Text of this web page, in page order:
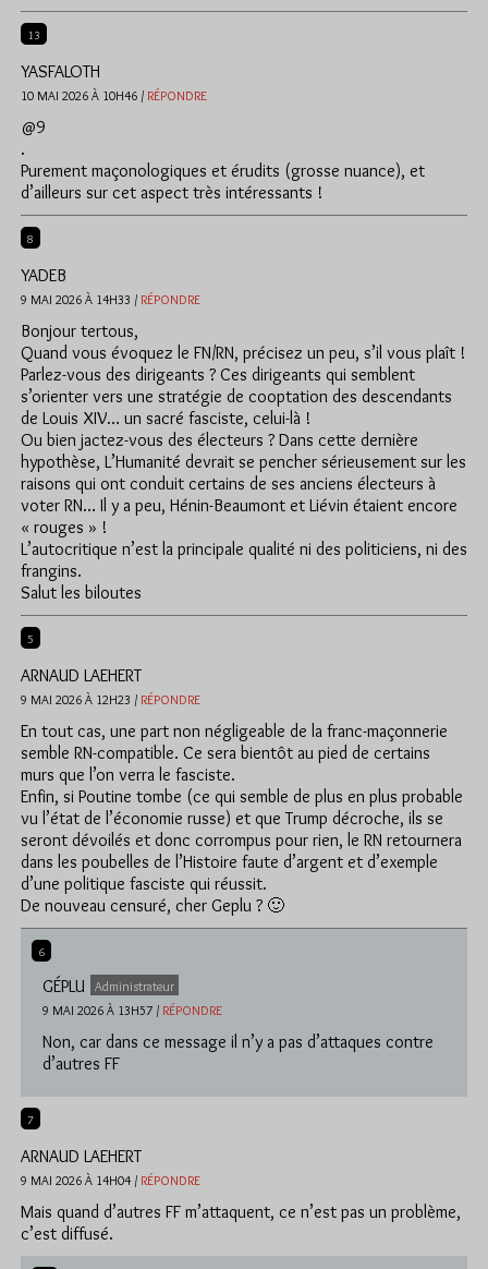
13
YASFALOTH
10 MAI 2026 À 10H46 / RÉPONDRE
@9
.
Purement maçonologiques et érudits (grosse nuance), et
d’ailleurs sur cet aspect très intéressants !
8
YADEB
9 MAI 2026 À 14H33 / RÉPONDRE
Bonjour tertous,
Quand vous évoquez le FN/RN, précisez un peu, s’il vous plaît !
Parlez-vous des dirigeants ? Ces dirigeants qui semblent
s’orienter vers une stratégie de cooptation des descendants
de Louis XIV… un sacré fasciste, celui-là !
Ou bien jactez-vous des électeurs ? Dans cette dernière
hypothèse, L’Humanité devrait se pencher sérieusement sur les
raisons qui ont conduit certains de ses anciens électeurs à
voter RN… Il y a peu, Hénin-Beaumont et Liévin étaient encore
« rouges » !
L’autocritique n’est la principale qualité ni des politiciens, ni des
frangins.
Salut les biloutes
5
ARNAUD LAEHERT
9 MAI 2026 À 12H23 / RÉPONDRE
En tout cas, une part non négligeable de la franc-maçonnerie
semble RN-compatible. Ce sera bientôt au pied de certains
murs que l’on verra le fasciste.
Enfin, si Poutine tombe (ce qui semble de plus en plus probable
vu l’état de l’économie russe) et que Trump décroche, ils se
seront dévoilés et donc corrompus pour rien, le RN retournera
dans les poubelles de l’Histoire faute d’argent et d’exemple
d’une politique fasciste qui réussit.
De nouveau censuré, cher Geplu ? 🙂
6
GÉPLU
Administrateur
9 MAI 2026 À 13H57 / RÉPONDRE
Non, car dans ce message il n’y a pas d’attaques contre
d’autres FF
7
ARNAUD LAEHERT
9 MAI 2026 À 14H04 / RÉPONDRE
Mais quand d’autres FF m’attaquent, ce n’est pas un problème,
c’est diffusé.